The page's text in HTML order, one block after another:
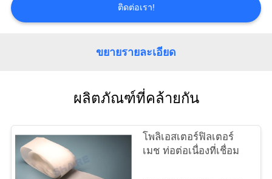
ติดต่อ
กรณี
ติดต่อเรา!
ขยายรายละเอียด
ผลิตภัณฑ์ที่คล้ายกัน
โพลิเอสเตอร์ฟิลเตอร์
เมช ท่อต่อเนื่องที่เชื่อม